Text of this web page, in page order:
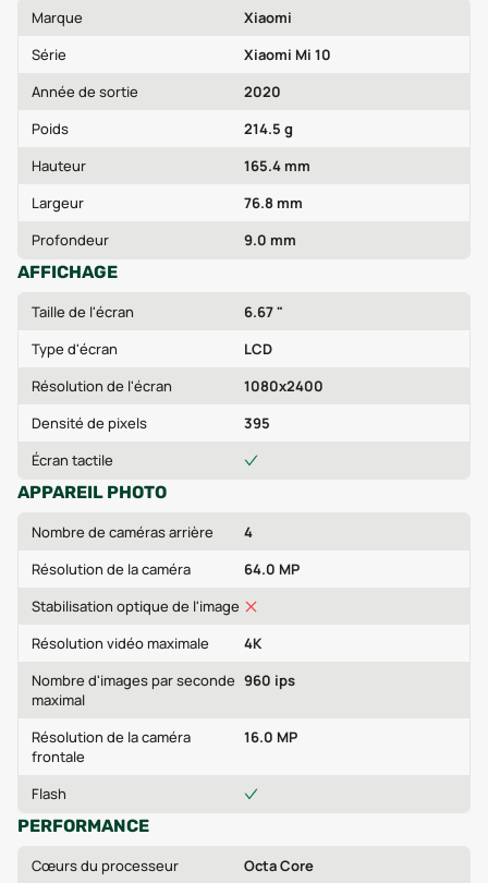
Marque
Xiaomi
Série
Xiaomi Mi 10
Année de sortie
2020
Poids
214.5 g
Hauteur
165.4 mm
Largeur
76.8 mm
Profondeur
9.0 mm
AFFICHAGE
Taille de l'écran
6.67 "
Type d'écran
LCD
Résolution de l'écran
1080x2400
Densité de pixels
395
Écran tactile
APPAREIL PHOTO
Nombre de caméras arrière
4
Résolution de la caméra
64.0 MP
Stabilisation optique de l'image
Résolution vidéo maximale
4K
Nombre d'images par seconde
maximal
960 ips
Résolution de la caméra
frontale
16.0 MP
Flash
PERFORMANCE
Cœurs du processeur
Octa Core